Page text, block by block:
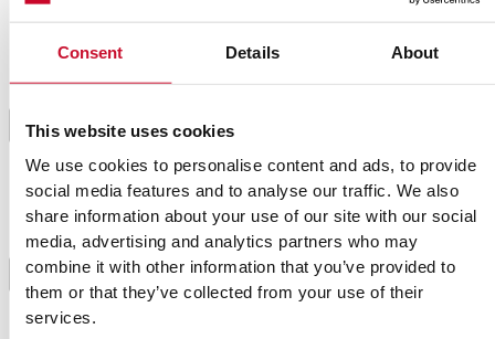
Consent Details About
This website uses cookies
We use cookies to personalise content and ads, to provide
social media features and to analyse our traffic. We also
share information about your use of our site with our social
media, advertising and analytics partners who may
combine it with other information that you’ve provided to
them or that they’ve collected from your use of their
services.
com função Airfry a 200ºC durante 20 minutos.
2
com a canela e o açúcar até dissolver. Verta o vinho
álcool.
3
Retire do lume e adicione a manteiga fria no último
momento. Reserva. Se estiver muito líquido, adicione
um pouco de farinha diluída em água e aqueça até
engrossar.